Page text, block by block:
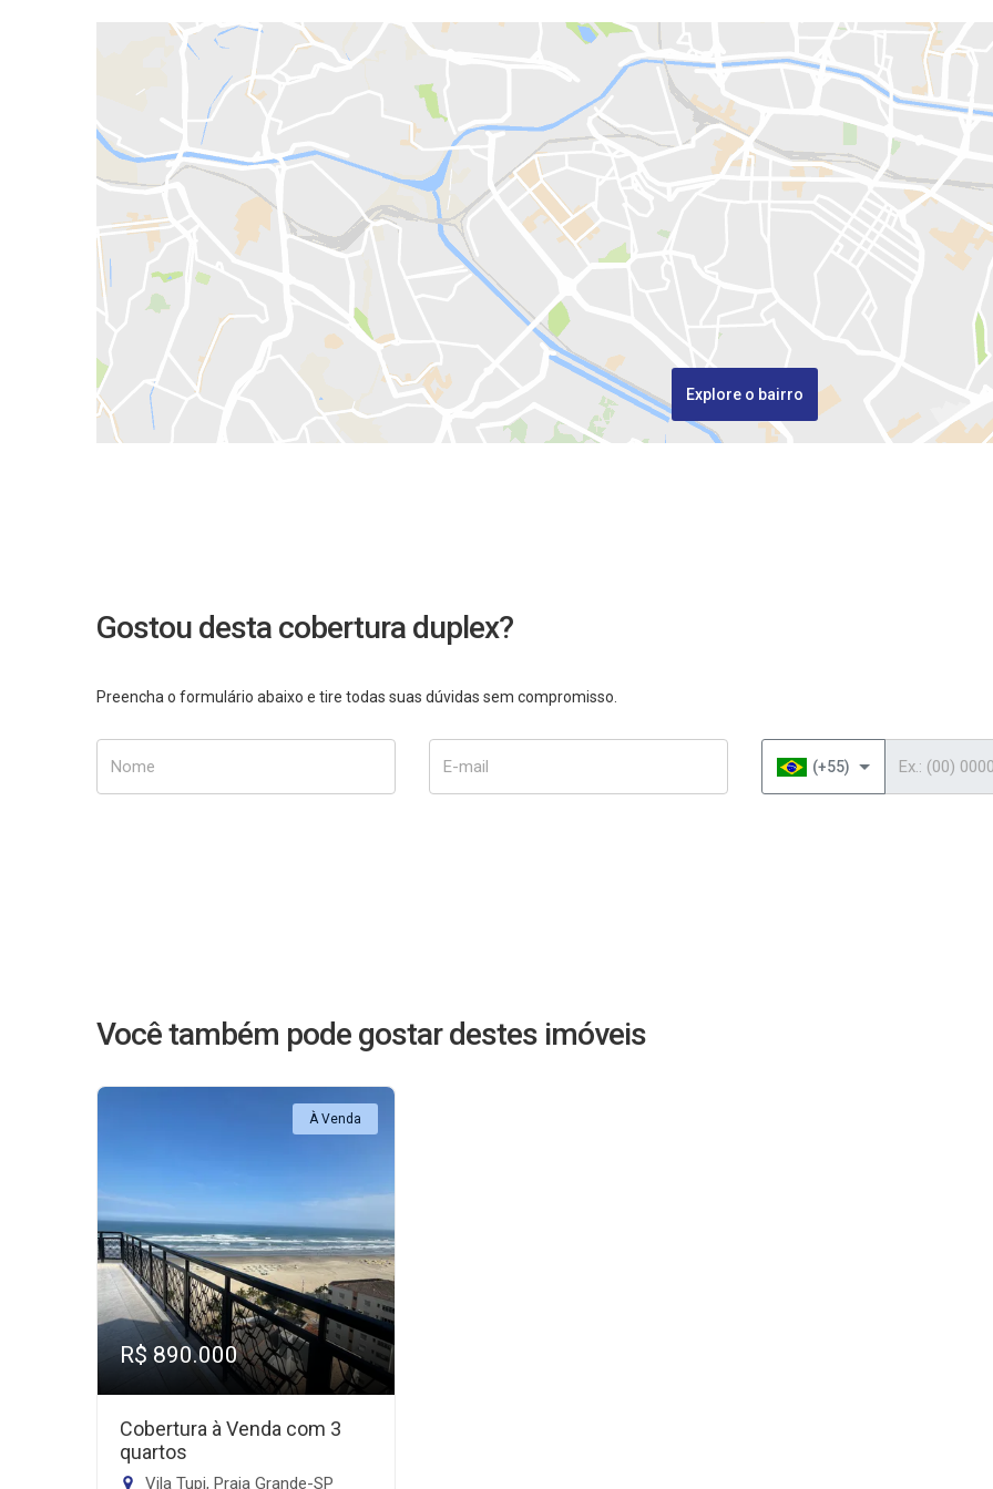
Explore o bairro
Gostou desta cobertura duplex?
Preencha o formulário abaixo e tire todas suas dúvidas sem compromisso.
(+55)
Você também pode gostar destes imóveis
À Venda
R$ 890.000
Cobertura à Venda com 3
quartos
Vila Tupi, Praia Grande-SP